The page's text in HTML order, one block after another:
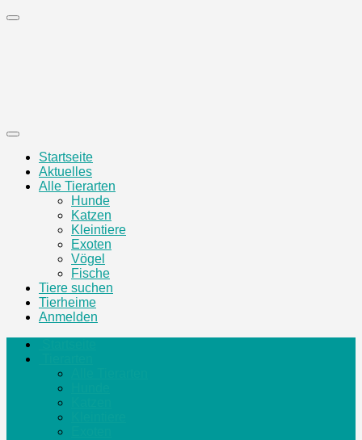
Zum
Startseite
Aktuelles
Alle Tierarten
Hunde
Katzen
Kleintiere
Exoten
Vögel
Fische
Tiere suchen
Tierheime
Anmelden